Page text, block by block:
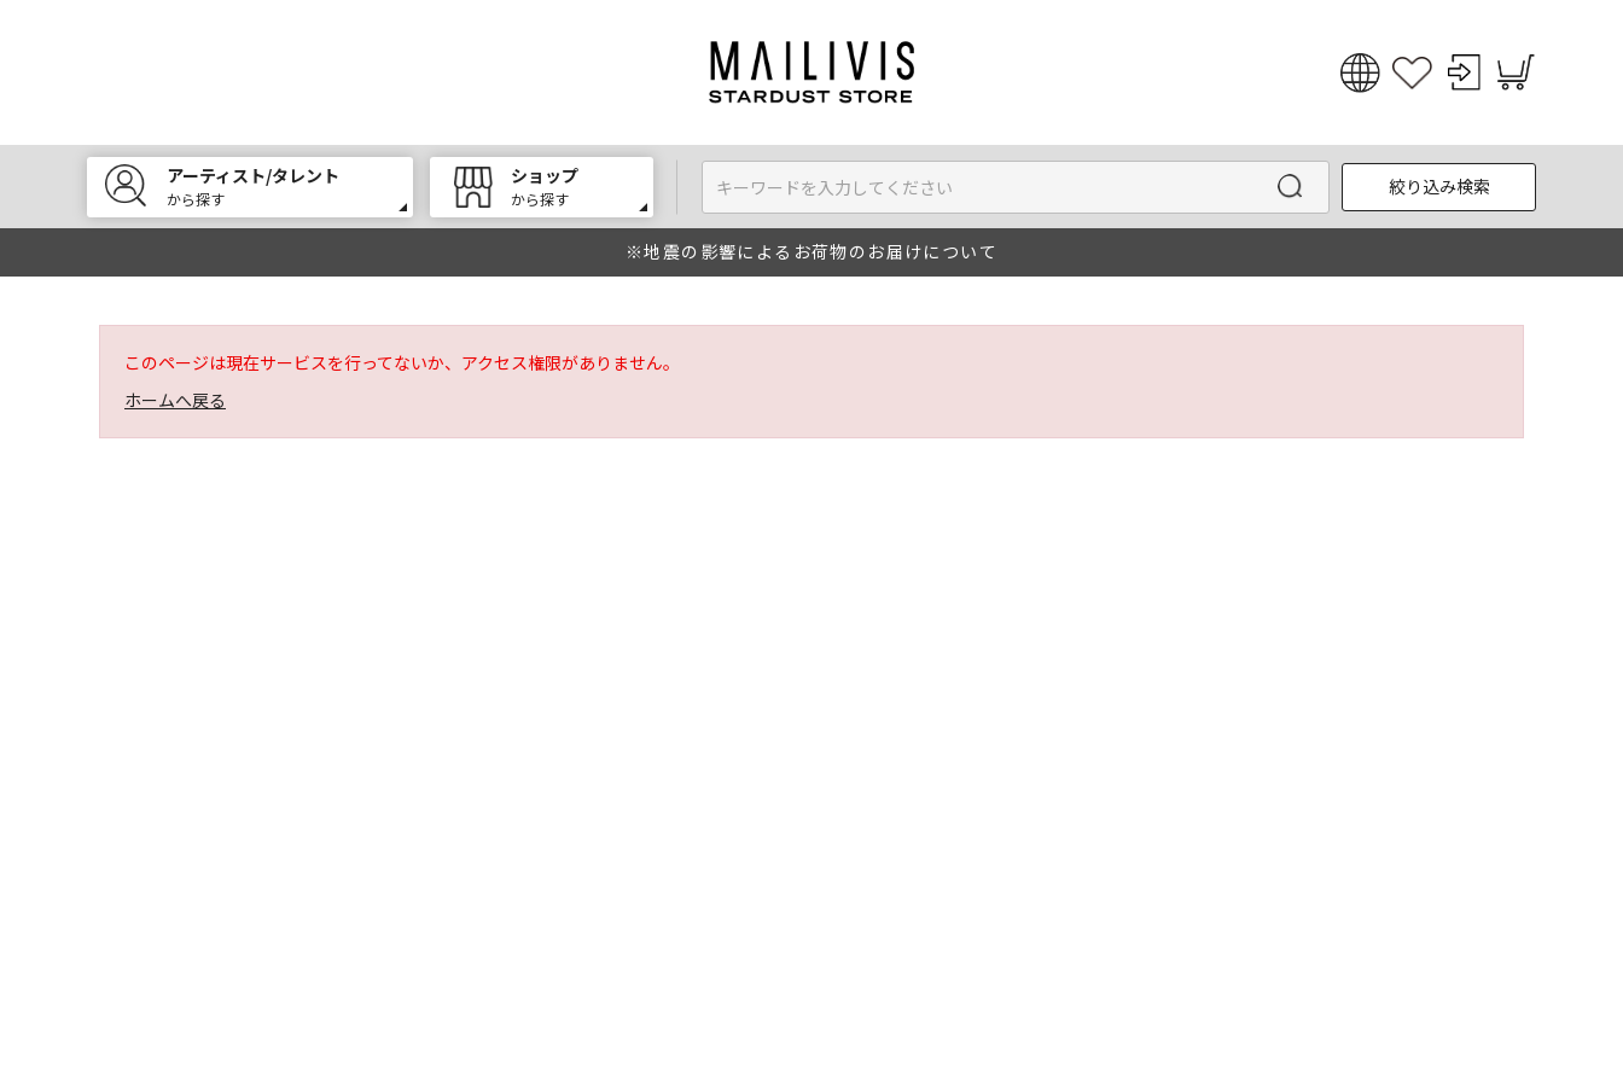
English
한국어
アーティスト/タレント
から探す
ショップ
から探す
絞り込み検索
※地震の影響によるお荷物のお届けについて
このページは現在サービスを行ってないか、アクセス権限がありません。
ホームへ戻る